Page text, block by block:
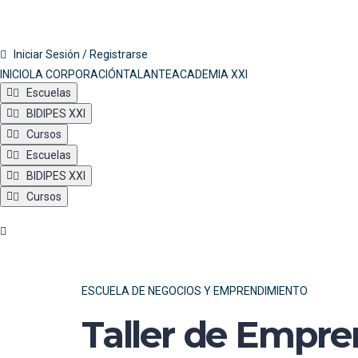
Iniciar Sesión / Registrarse
INICIOLA CORPORACIÓNTALANTEACADEMIA XXI
Escuelas
BIDIPES XXI
Cursos
Escuelas
BIDIPES XXI
Cursos
ESCUELA DE NEGOCIOS Y EMPRENDIMIENTO
Taller de